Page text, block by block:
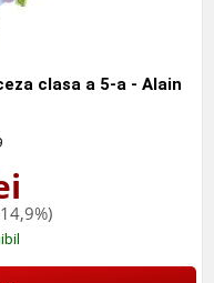
clasa a 5-a - Alain